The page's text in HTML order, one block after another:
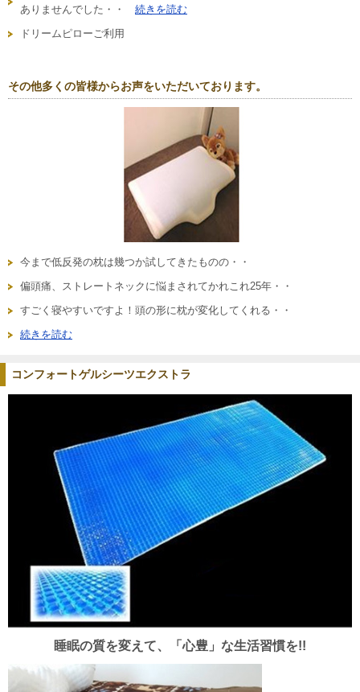
ありませんでした・・ 続きを読む
ドリームピローご利用
その他多くの皆様からお声をいただいております。
今まで低反発の枕は幾つか試してきたものの・・
偏頭痛、ストレートネックに悩まされてかれこれ25年・・
すごく寝やすいですよ！頭の形に枕が変化してくれる・・
続きを読む
コンフォートゲルシーツエクストラ
睡眠の質を変えて、「心豊」な生活習慣を!!